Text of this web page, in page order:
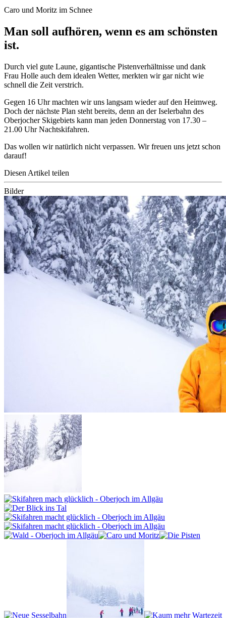
Caro und Moritz im Schnee
Man soll aufhören, wenn es am schönsten
ist.
Durch viel gute Laune, gigantische Pistenverhältnisse und dank
Frau Holle auch dem idealen Wetter, merkten wir gar nicht wie
schnell die Zeit verstrich.
Gegen 16 Uhr machten wir uns langsam wieder auf den Heimweg.
Doch der nächste Plan steht bereits, denn an der Iselerbahn des
Oberjocher Skigebiets kann man jeden Donnerstag von 17.30 –
21.00 Uhr Nachtskifahren.
Das wollen wir natürlich nicht verpassen. Wir freuen uns jetzt schon
darauf!
Diesen Artikel teilen
Bilder